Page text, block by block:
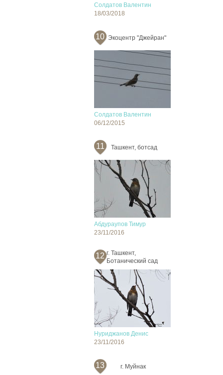
Солдатов Валентин
18/03/2018
10 Экоцентр "Джейран"
Солдатов Валентин
06/12/2015
11 Ташкент, ботсад
Абдураупов Тимур
23/11/2016
12 г. Ташкент,
Ботанический сад
Нуриджанов Денис
23/11/2016
13 г. Муйнак